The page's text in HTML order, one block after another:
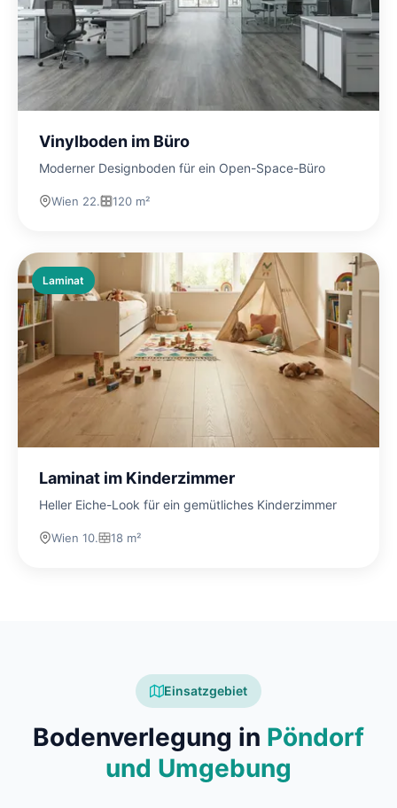
Vinylboden im Büro
Moderner Designboden für ein Open-Space-Büro
Wien 22. 120 m²
Laminat
Laminat im Kinderzimmer
Heller Eiche-Look für ein gemütliches Kinderzimmer
Wien 10. 18 m²
Einsatzgebiet
Bodenverlegung in Pöndorf
und Umgebung